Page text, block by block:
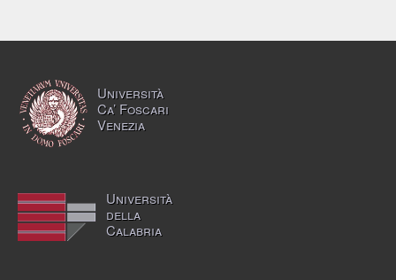
Università
Ca’ Foscari
Venezia
Università
della
Calabria